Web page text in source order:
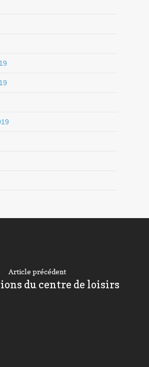
Article précédent
du centre de loisirs